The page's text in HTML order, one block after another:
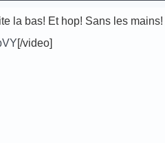
la bas! Et hop! Sans les mains!
[/video]